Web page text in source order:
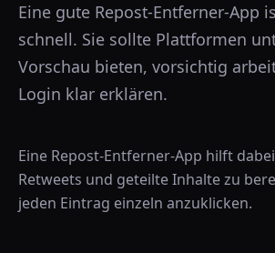
Eine gute Repost-Entferner-App
schnell. Sie sollte Plattformen
Vorschau bieten, vorsichtig
Login klar erklären.
Eine Repost-Entferner-App hilft
Retweets und geteilte Inhalte zu
jeden Eintrag einzeln anzuklicken.